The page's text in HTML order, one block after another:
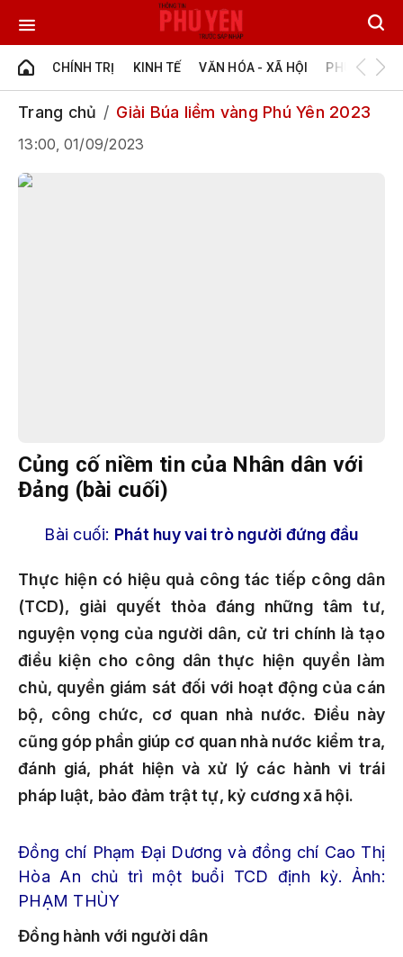
CHÍNH TRỊ KINH TẾ VĂN HÓA - XÃ HỘI PHÚ YÊN -
Trang chủ Giải Búa liềm vàng Phú Yên 2023
13:00, 01/09/2023
Củng cố niềm tin của Nhân dân với
Đảng (bài cuối)
Bài cuối: Phát huy vai trò người đứng đầu
Thực hiện có hiệu quả công tác tiếp công dân
(TCD), giải quyết thỏa đáng những tâm tư,
nguyện vọng của người dân, cử tri chính là tạo
điều kiện cho công dân thực hiện quyền làm
chủ, quyền giám sát đối với hoạt động của cán
bộ, công chức, cơ quan nhà nước. Điều này
cũng góp phần giúp cơ quan nhà nước kiểm tra,
đánh giá, phát hiện và xử lý các hành vi trái
pháp luật, bảo đảm trật tự, kỷ cương xã hội.
Đồng chí Phạm Đại Dương và đồng chí Cao Thị
Hòa An chủ trì một buổi TCD định kỳ. Ảnh:
PHẠM THÙY
Đồng hành với người dân